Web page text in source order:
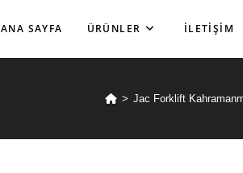
ANA SAYFA ÜRÜNLER İLETIŞIM
> Jac Forklift